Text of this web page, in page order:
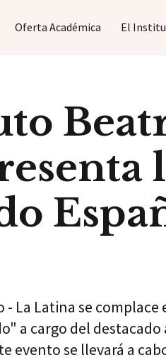
Oferta Académica El
La Latina se
a cargo del
evento se llevará a